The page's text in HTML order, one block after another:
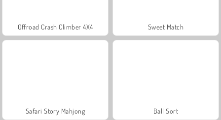
Offroad Crash Climber 4X4 Sweet Match
Safari Story Mahjong Ball Sort